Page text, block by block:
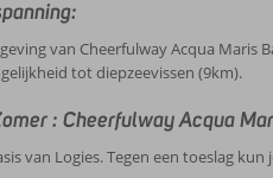
van Cheerfulway Acqua Maris
tot diepzeevissen (9km).
: Cheerfulway Acqua
van Logies. Tegen een toeslag